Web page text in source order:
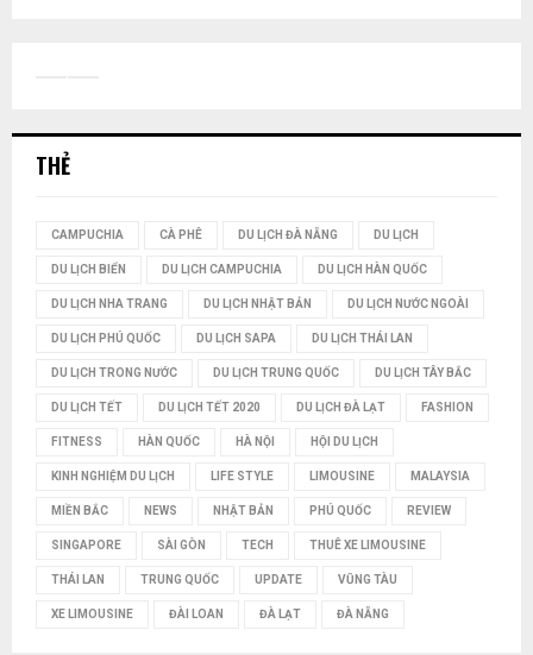
:
M
THẺ
CAMPUCHIA CÀ PHÊ DU LỊCH ĐÀ NẴNG DU LỊCH
DU LỊCH BIỂN DU LỊCH CAMPUCHIA DU LỊCH HÀN QUỐC
DU LỊCH NHA TRANG DU LỊCH NHẬT BẢN DU LỊCH NƯỚC NGOÀI
DU LỊCH PHÚ QUỐC DU LỊCH SAPA DU LỊCH THÁI LAN
DU LỊCH TRONG NƯỚC DU LỊCH TRUNG QUỐC DU LỊCH TÂY BẮC
DU LỊCH TẾT DU LỊCH TẾT 2020 DU LỊCH ĐÀ LẠT FASHION
FITNESS HÀN QUỐC HÀ NỘI HỘI DU LỊCH
KINH NGHIỆM DU LỊCH LIFE STYLE LIMOUSINE MALAYSIA
MIỀN BẮC NEWS NHẬT BẢN PHÚ QUỐC REVIEW
SINGAPORE SÀI GÒN TECH THUÊ XE LIMOUSINE
THÁI LAN TRUNG QUỐC UPDATE VŨNG TÀU
XE LIMOUSINE ĐÀI LOAN ĐÀ LẠT ĐÀ NẴNG